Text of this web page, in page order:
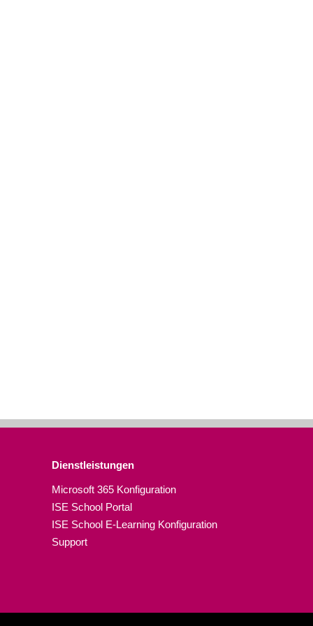
Dienstleistungen
Microsoft 365 Konfiguration
ISE School Portal
ISE School E-Learning Konfiguration
Support